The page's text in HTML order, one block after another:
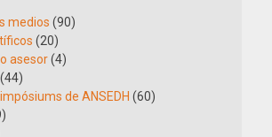
medios (90)
(20)
asesor(4)
(44)
de ANSEDH (60)